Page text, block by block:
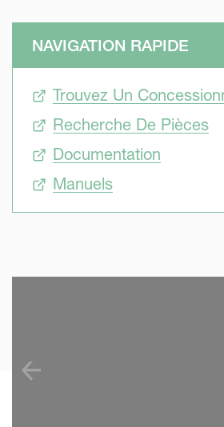
NAVIGATION RAPIDE
Trouvez Un
Recherche De Pièces
Documentation
Manuels